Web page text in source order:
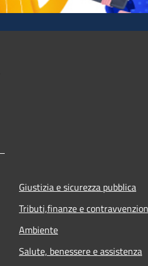
Giustizia e sicurezza pubblica
Tributi,finanze e
Ambiente
Salute, benessere e assistenza